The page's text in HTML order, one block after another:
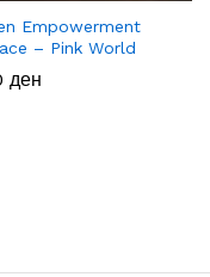
Empowerment
– Pink World
ден